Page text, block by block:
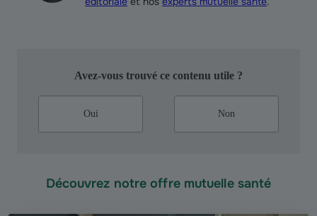
Avez-vous trouvé ce contenu utile ?
Oui Non
Découvrez notre offre mutuelle santé